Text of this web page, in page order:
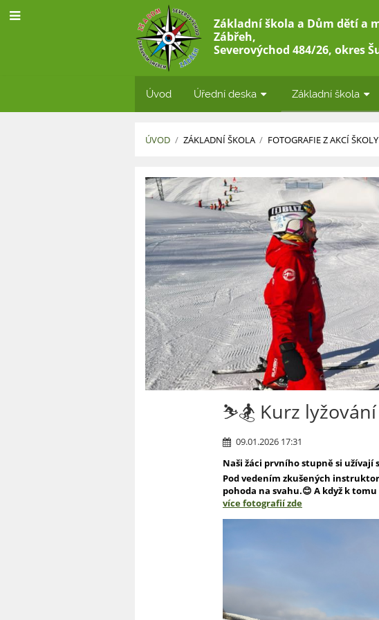
Základní škola a Dům dětí a
Zábřeh,
Severovýchod 484/26, okres
Úvod Úřední deska Základní škola
ÚVOD / ZÁKLADNÍ ŠKOLA / FOTOGRAFIE Z AKCÍ ŠKOLY
Školní
rok
2025/2026
⛷️🏂 Kurz
09.01.2026 17:31
Naši žáci prvního stupně si
Pod vedením zkušených
pohoda na svahu.😊 A když k
více fotografií zde